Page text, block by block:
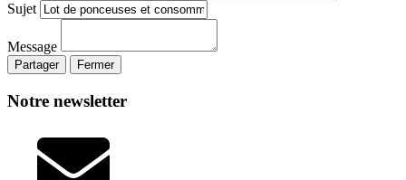
Sujet
Message
Partager Fermer
Notre newsletter